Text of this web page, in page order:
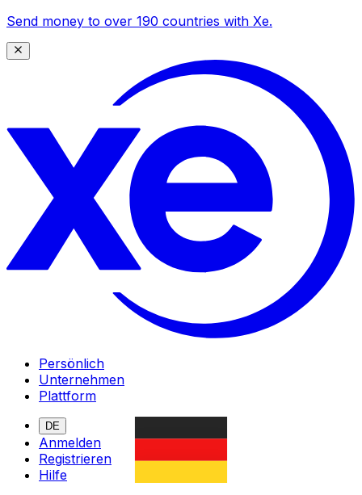
Send money to over 190 countries with Xe.
Persönlich
Unternehmen
Plattform
DE
Anmelden
Registrieren
Hilfe